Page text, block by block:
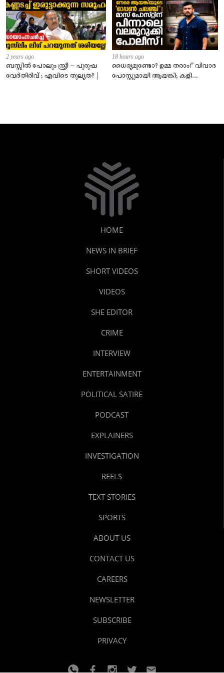
2 years ago
ബസ്സിൽ പോലും സ്ത്രീ – പുരുഷ
വേർതിരിവ് ; എവിടെ തുല്യത? |
18 hours ago
ധൈര്യമുണ്ടോ? ഉമ്മ തരാം!” വിവാദ
പോസ്റ്റുമായി ആയങ്കി; കളി
HOME
NEWS IN BRIEF
SHORT VIDEOS
VIDEOS
SHE EDITOR
CRIME
INTERVIEW
ENTERTAINMENT
POLITICAL SATIRE
PODCAST
EXPLAINERS
INVESTIGATION
REELS
TEXT STORIES
SPORTS
ABOUT US
CONTACT US
CAREERS
NEWSLETTER
SUBSCRIBE
PRIVACY